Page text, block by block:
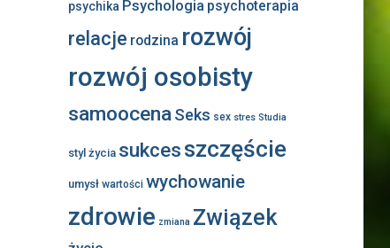
psychika Psychologia psychoterapia
relacje rodzina rozwój
rozwój osobisty
samoocena Seks sex stres Studia
styl życia sukcesszczęście
umysł wartości wychowanie
zdrowie zmiana Związek